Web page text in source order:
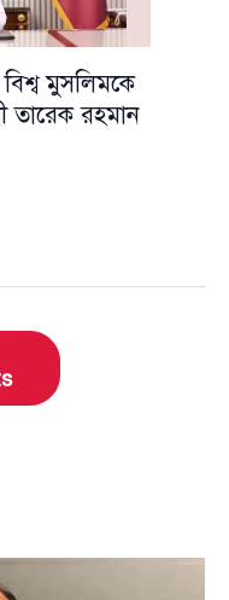
মুসলিমকে
তারেক রহমান